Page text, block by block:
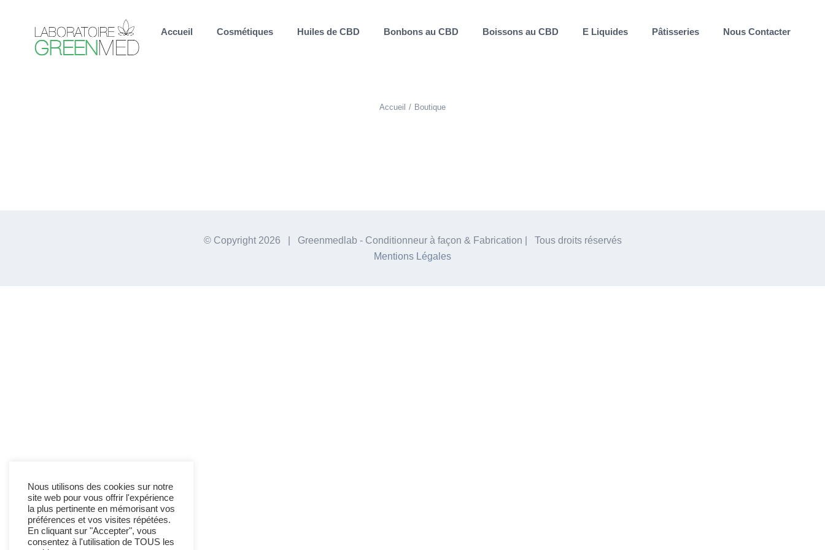
contenu
Accueil Cosmétiques Huiles de CBD Bonbons au CBD Boissons au CBD E Liquides Pâtisseries Nous Contacter
Accueil Boutique
© Copyright 2026 | Greenmedlab - Conditionneur à façon & Fabrication | Tous droits réservés
Mentions Légales
Nous utilisons des cookies sur notre
site web pour vous offrir l'expérience
la plus pertinente en mémorisant vos
préférences et vos visites répétées.
En cliquant sur "Accepter", vous
consentez à l'utilisation de TOUS les